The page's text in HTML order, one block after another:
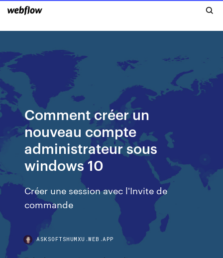
Comment créer un
nouveau compte
administrateur sous
windows 10
Créer une session avec l'Invite de
commande
ASKSOFTSHUMXU.WEB.APP